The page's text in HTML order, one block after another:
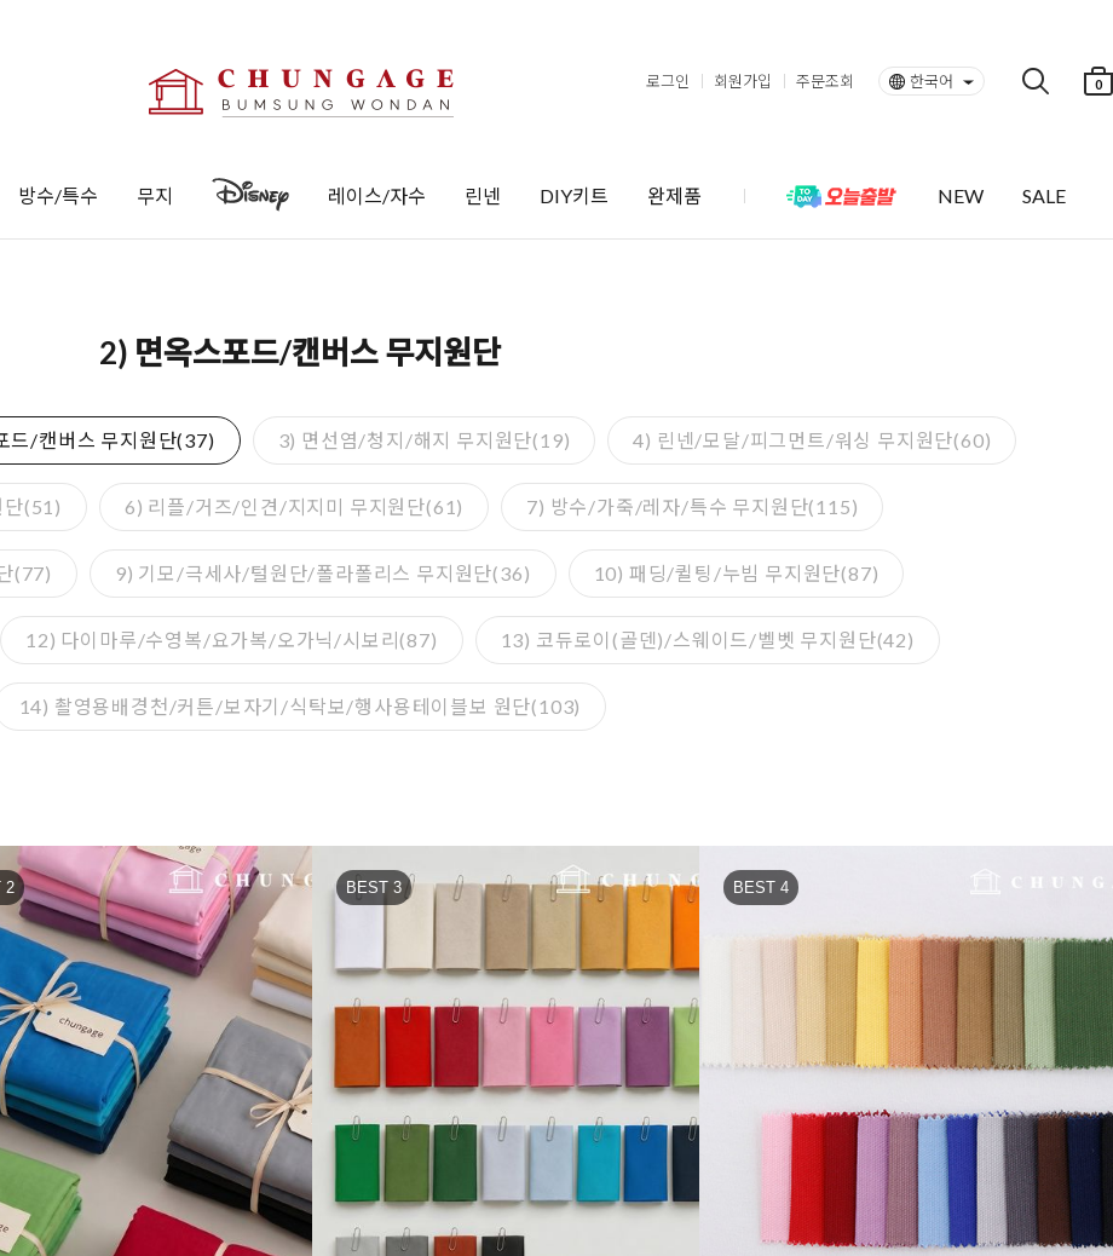
로그인 회원가입 주문조회 한국어 0
방수/특수 무지 레이스/자수 린넨 DIY키트 완제품 NEW SALE
2) 면옥스포드/캔버스 무지원단
드/캔버스 무지원단(37) 3) 면선염/청지/해지 무지원단(19) 4) 린넨/모달/피그먼트/워싱 무지원단(60)
(51) 6) 리플/거즈/인견/지지미 무지원단(61) 7) 방수/가죽/레자/특수 무지원단(115)
(77) 9) 기모/극세사/털원단/폴라폴리스 무지원단(36) 10) 패딩/퀼팅/누빔 무지원단(87)
12) 다이마루/수영복/요가복/오가닉/시보리(87) 13) 코듀로이(골덴)/스웨이드/벨벳 무지원단(42)
14) 촬영용배경천/커튼/보자기/식탁보/행사용테이블보 원단(103)
2 BEST 3 BEST 4